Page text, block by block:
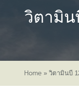
วิตามิน
Home » วิตามินบี